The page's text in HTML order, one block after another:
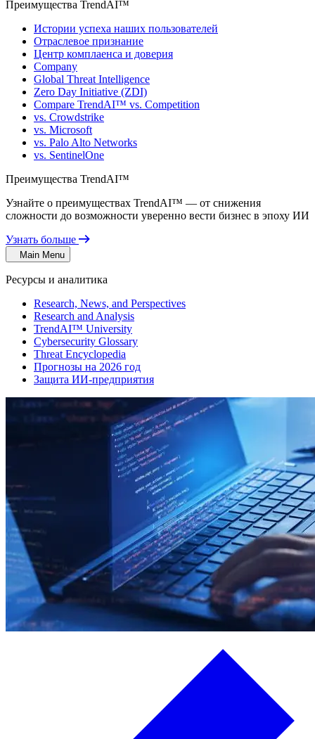
Преимущества TrendAI™
Истории успеха наших пользователей
Отраслевое признание
Центр комплаенса и доверия
Company
Global Threat Intelligence
Zero Day Initiative (ZDI)
Compare TrendAI™ vs. Competition
vs. Crowdstrike
vs. Microsoft
vs. Palo Alto Networks
vs. SentinelOne
Преимущества TrendAI™
Узнайте о преимуществах TrendAI™ — от снижения
сложности до возможности уверенно вести бизнес в эпоху ИИ
Узнать больше
Main Menu
Ресурсы и аналитика
Research, News, and Perspectives
Research and Analysis
TrendAI™ University
Cybersecurity Glossary
Threat Encyclopedia
Прогнозы на 2026 год
Защита ИИ-предприятия